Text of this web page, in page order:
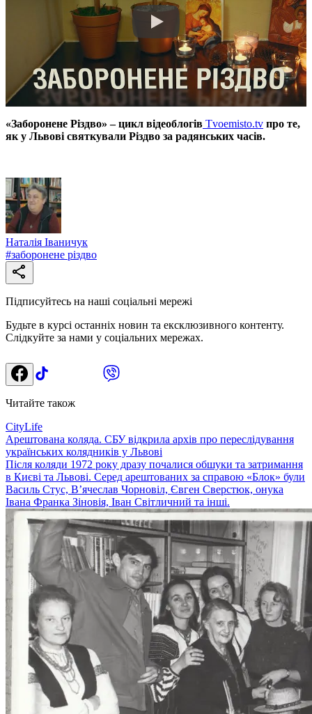
«Заборонене Різдво» – цикл відеоблогів Tvoemisto.tv про те,
як у Львові святкували Різдво за радянських часів.
Наталія Іваничук
#заборонене різдво
Підписуйтесь на наші соціальні мережі
Будьте в курсі останніх новин та ексклюзивного контенту.
Слідкуйте за нами у соціальних мережах.
Читайте також
CityLife
Арештована коляда. СБУ відкрила архів про переслідування
українських колядників у Львові
Після коляди 1972 року дразу почалися обшуки та затримання
в Києві та Львові. Серед арештованих за справою «Блок» були
Василь Стус, В’ячеслав Чорновіл, Євген Сверстюк, онука
Івана Франка Зіновія, Іван Світличний та інші.